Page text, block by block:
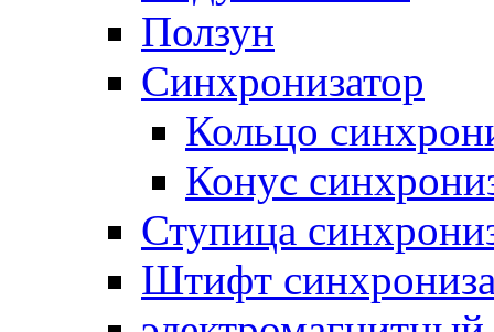
Ползун
Синхронизатор
Кольцо
Конус
Ступица
Штифт